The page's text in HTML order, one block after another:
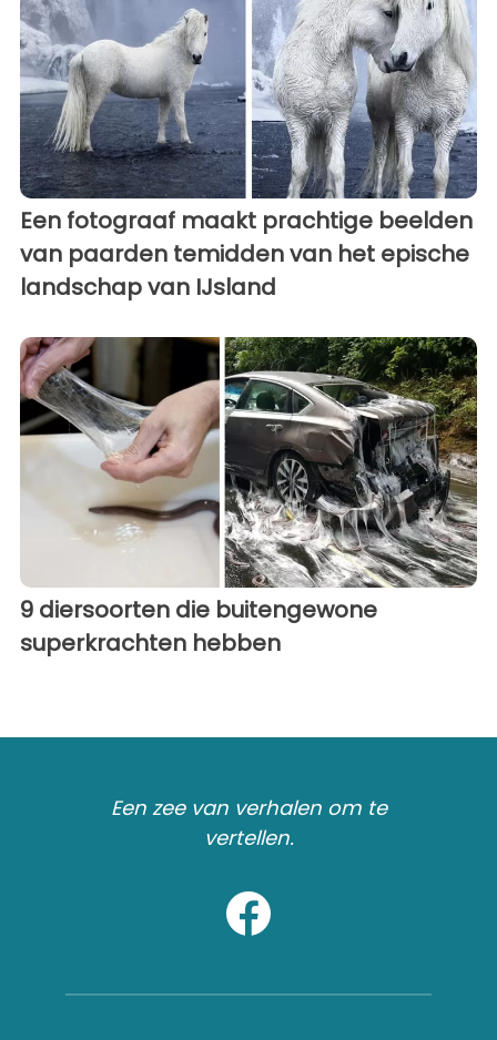
Een fotograaf maakt prachtige beelden
van paarden temidden van het epische
landschap van IJsland
9 diersoorten die buitengewone
superkrachten hebben
Een zee van verhalen om te
vertellen.